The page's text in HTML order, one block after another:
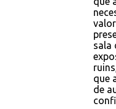
sala
que
de